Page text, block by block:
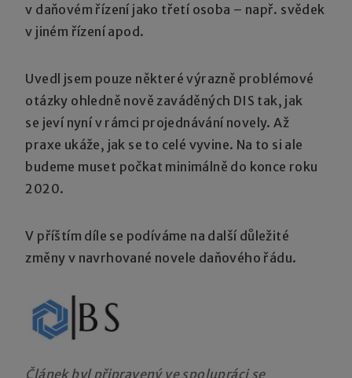
v daňovém řízení jako třetí osoba – např. svědek
v jiném řízení apod.
Uvedl jsem pouze některé výrazně problémové
otázky ohledně nově zaváděných DIS tak, jak
se jeví nyní v rámci projednávání novely. Až
praxe ukáže, jak se to celé vyvine. Na to si ale
budeme muset počkat minimálně do konce roku
2020.
V příštím díle se podíváme na další důležité
změny v navrhované novele daňového řádu.
Článek byl připravený ve spolupráci se